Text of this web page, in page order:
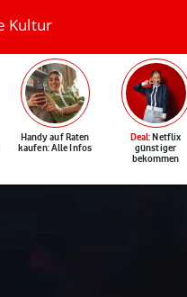
Kultur
Handy auf Raten
kaufen: Alle Infos
Deal: Netflix
günstiger
bekommen